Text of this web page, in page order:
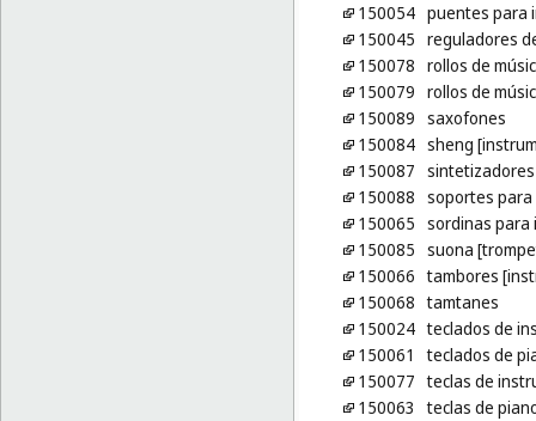
150054 puentes para
150045 reguladores
150078 rollos de
150079 rollos de
150089 saxofones
150084 sheng
150087
150088 soportes
150065 sordinas para
150085 suona
150066 tambores
150068 tamtanes
150024 teclados de
150061
teclados de
150077 teclas de
150063
teclas de